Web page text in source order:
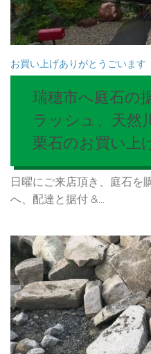
お買い上げありがとうごいます
瑞穂市へ庭石の
ラッシュ、天然
栗石のお買い上
日曜にご来店頂き、庭石を
へ、配達と据付 &...